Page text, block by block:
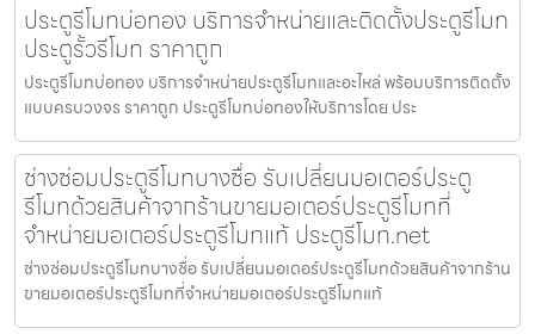
ประตูรีโมทบ่อทอง บริการจำหน่ายและติดตั้งประตูรีโมท
ประตูรั้วรีโมท ราคาถูก
ประตูรีโมทบ่อทอง บริการจำหน่ายประตูรีโมทและอะไหล่ พร้อมบริการติดตั้ง
แบบครบวงจร ราคาถูก ประตูรีโมทบ่อทองให้บริการโดย ประ
ช่างซ่อมประตูรีโมทบางซื่อ รับเปลี่ยนมอเตอร์ประตู
รีโมทด้วยสินค้าจากร้านขายมอเตอร์ประตูรีโมทที่
จำหน่ายมอเตอร์ประตูรีโมทแท้ ประตูรีโมท.net
ช่างซ่อมประตูรีโมทบางซื่อ รับเปลี่ยนมอเตอร์ประตูรีโมทด้วยสินค้าจากร้าน
ขายมอเตอร์ประตูรีโมทที่จำหน่ายมอเตอร์ประตูรีโมทแท้